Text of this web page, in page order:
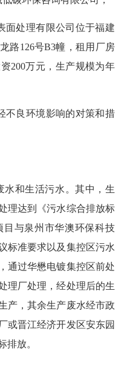
面处理有限公司位于福建
路126号B3幢，租用厂房
200万元，生产规模为年
不良环境影响的对策和措
水和生活污水。其中，生
理达到《污水综合排放标
目与泉州市华澳环保科技
标准要求以及集控区污水
通过华懋电镀集控区前处
理厂处理，经处理后的生
产，其余生产废水经市政
或晋江经济开发区安东园
排放。